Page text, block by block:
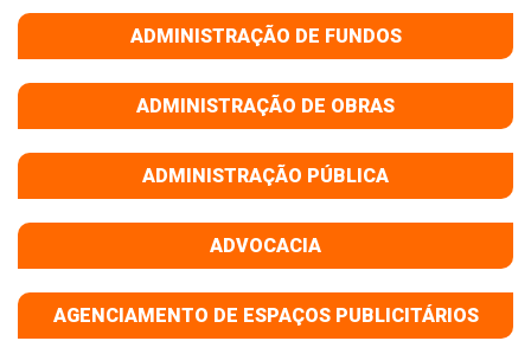
ADMINISTRAÇÃO DE FUNDOS
ADMINISTRAÇÃO DE OBRAS
ADMINISTRAÇÃO PÚBLICA
ADVOCACIA
AGENCIAMENTO DE ESPAÇOS PUBLICITÁRIOS